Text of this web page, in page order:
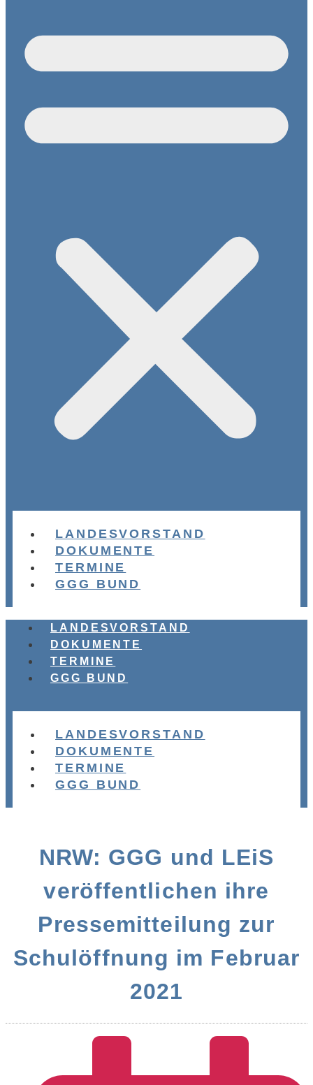
LANDESVORSTAND
DOKUMENTE
TERMINE
GGG BUND
LANDESVORSTAND
DOKUMENTE
TERMINE
GGG BUND
LANDESVORSTAND
DOKUMENTE
TERMINE
GGG BUND
NRW: GGG und LEiS
veröffentlichen ihre
Pressemitteilung zur
Schulöffnung im Februar
2021